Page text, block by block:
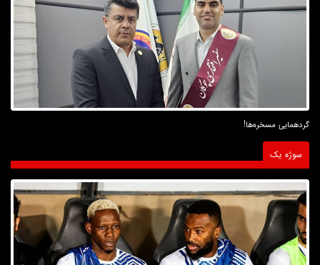
گردهمایی مسخره‌ها!
سوژه یک